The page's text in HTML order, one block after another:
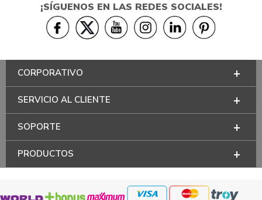
¡SÍGUENOS EN LAS REDES SOCIALES!
CORPORATIVO
SERVICIO AL CLIENTE
SOPORTE
PRODUCTOS